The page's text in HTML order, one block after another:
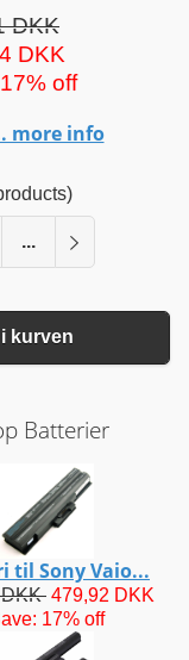
DKK
DKK
off
more info
...
kurven
Batterier
til Sony Vaio...
DKK 479,92 DKK
17% off